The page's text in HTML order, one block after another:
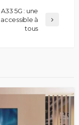
5G : une
à
tous